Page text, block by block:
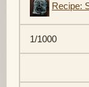
Recipe:
1/1000